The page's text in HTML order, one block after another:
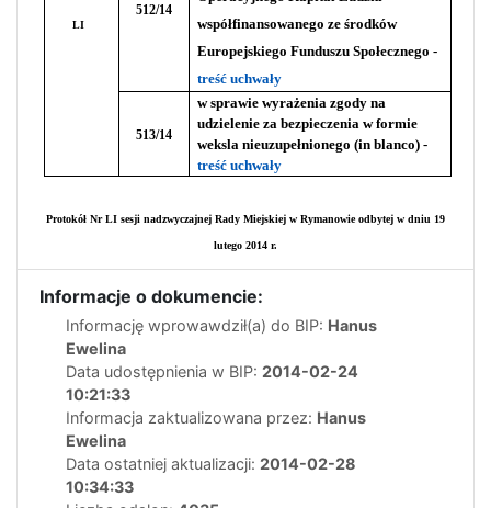
LI
512/14
współfinansowanego ze środków
Europejskiego Funduszu Społecznego -
treść uchwały
513/14
w sprawie wyrażenia zgody na
udzielenieza bezpieczenia w formie
weksla nieuzupełnionego (in blanco) -
treść uchwały
Protokół Nr LI sesji nadzwyczajnej Rady Miejskiej w Rymanowie odbytej w dniu 19
lutego 2014 r.
Informacje o dokumencie:
Informację wprowawdził(a) do BIP: Hanus
Ewelina
Data udostępnienia w BIP: 2014-02-24
10:21:33
Informacja zaktualizowana przez: Hanus
Ewelina
Data ostatniej aktualizacji: 2014-02-28
10:34:33